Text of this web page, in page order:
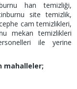
han temizliği,
site temizlik,
cam temizlikleri,
mekan temizlikleri
ile yerine
mahalleler;